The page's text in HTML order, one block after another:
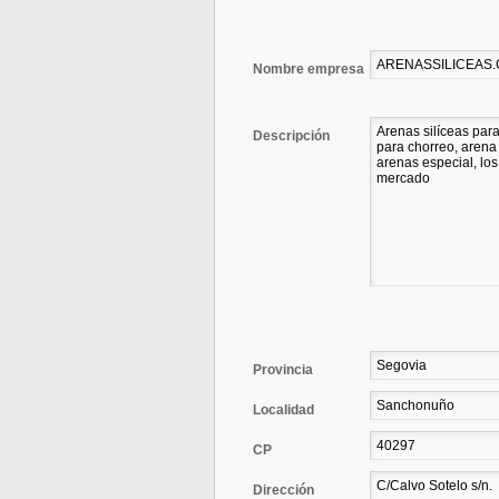
Nombre empresa
Descripción
Provincia
Localidad
CP
Dirección